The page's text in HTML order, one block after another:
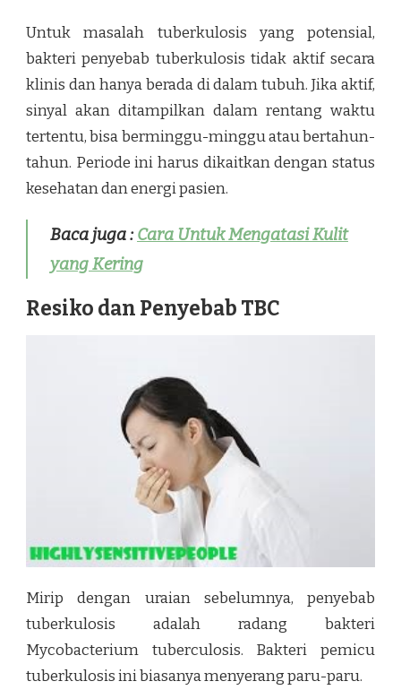
Untuk masalah tuberkulosis yang potensial,
bakteri penyebab tuberkulosis tidak aktif secara
klinis dan hanya berada di dalam tubuh. Jika aktif,
sinyal akan ditampilkan dalam rentang waktu
tertentu, bisa berminggu-minggu atau bertahun-
tahun. Periode ini harus dikaitkan dengan status
kesehatan dan energi pasien.
Baca juga :Cara Untuk Mengatasi Kulit
yang Kering
Resiko dan Penyebab TBC
Mirip dengan uraian sebelumnya, penyebab
tuberkulosis adalah radang bakteri
Mycobacterium tuberculosis. Bakteri pemicu
tuberkulosis ini biasanya menyerang paru-paru.